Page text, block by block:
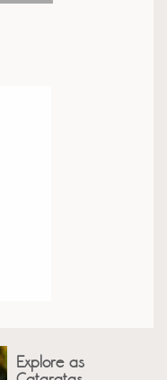
Explore as